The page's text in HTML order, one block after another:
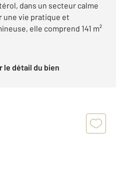
dans un secteur calme
une vie pratique et
elle comprend 141 m²
le détail du bien